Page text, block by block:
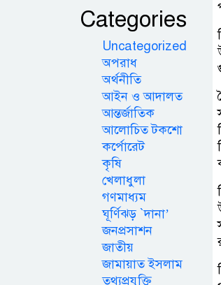
Categories
Uncategorized
অপরাধ
অর্থনীতি
আইন ও আদালত
আন্তর্জাতিক
আলোচিত টকশো
কর্পোরেট
কৃষি
খেলাধুলা
গণমাধ্যম
ঘূর্ণিঝড় `দানা’
জনপ্রসাশন
জাতীয়
জামায়াত ইসলাম
তথ্যপ্রযুক্তি